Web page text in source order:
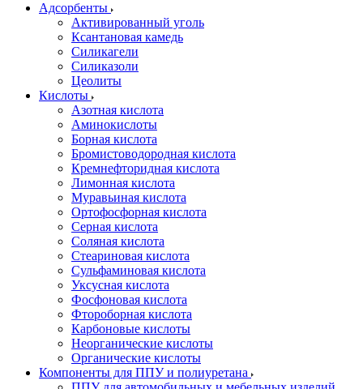
Адсорбенты
Активированный уголь
Ксантановая камедь
Силикагели
Силиказоли
Цеолиты
Кислоты
Азотная кислота
Аминокислоты
Борная кислота
Бромистоводородная кислота
Кремнефторидная кислота
Лимонная кислота
Муравьиная кислота
Ортофосфорная кислота
Серная кислота
Соляная кислота
Стеариновая кислота
Сульфаминовая кислота
Уксусная кислота
Фосфоновая кислота
Фтороборная кислота
Карбоновые кислоты
Неорганические кислоты
Органические кислоты
Компоненты для ППУ и полиуретана